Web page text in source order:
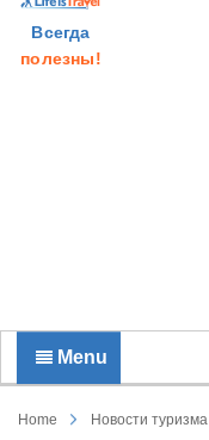
Всегда
полезны!
Menu
Home
Новости туризма